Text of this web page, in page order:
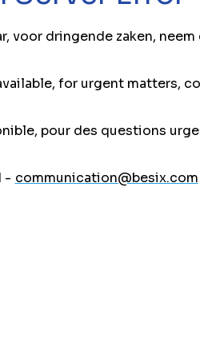
voor dringende zaken,
for urgent matters,
pour des questions
- communication@besix.com